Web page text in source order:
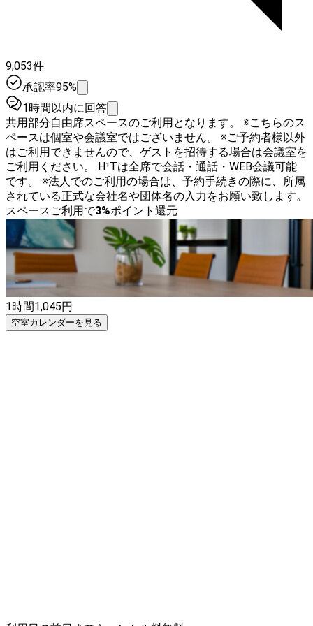
9,053件
承認率95%
1時間以内に回答
共用部分自由席スペースのご利用となります。 ※こちらのス
ペースは個室や会議室ではございません。 ※ご予約者様以外
はご利用できませんので、ゲストを招待する場合は会議室を
ご利用ください。 H¹Tは全席で会話・通話・WEB会議可能
です。 ※法人でのご利用の場合は、予約手続きの際に、所属
されている正式な会社名や団体名の入力をお願い致します。
スペースご利用で3%ポイント還元
1時間1,045円
空室カレンダーを見る